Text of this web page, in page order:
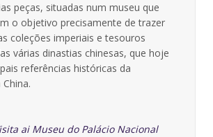
peças, situadas num museu que
o objetivo precisamente de trazer
coleções imperiais e tesouros
várias dinastias chinesas, que hoje
referências históricas da
ai Museu do Palácio Nacional